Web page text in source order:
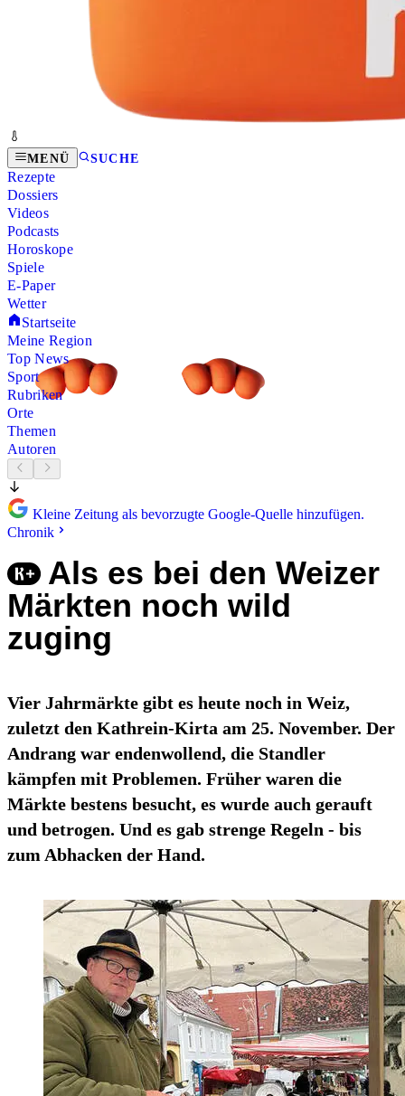
MENÜ SUCHE
Rezepte
Dossiers
Videos
Podcasts
Horoskope
Spiele
E-Paper
Wetter
Startseite
Meine Region
Top News
Sport
Rubriken
Orte
Themen
Autoren
Kleine Zeitung als bevorzugte Google-Quelle hinzufügen.
Chronik
Als es bei den Weizer
Märkten noch wild
zuging
Vier Jahrmärkte gibt es heute noch in Weiz,
zuletzt den Kathrein-Kirta am 25. November. Der
Andrang war endenwollend, die Standler
kämpfen mit Problemen. Früher waren die
Märkte bestens besucht, es wurde auch gerauft
und betrogen. Und es gab strenge Regeln - bis
zum Abhacken der Hand.